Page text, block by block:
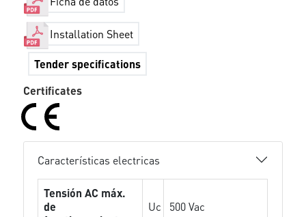
Installation Sheet
Tender specifications
Certificates
Características electricas
Tensión AC máx.
de
Uc 500 Vac